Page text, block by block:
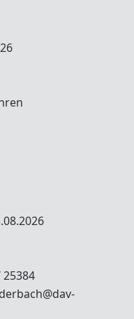
25384